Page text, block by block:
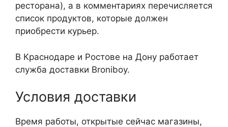
ресторана), а в комментариях перечисляется
список продуктов, которые должен
приобрести курьер.
В Краснодаре и Ростове на Дону работает
служба доставки Broniboy.
Условия доставки
Время работы, открытые сейчас магазины,